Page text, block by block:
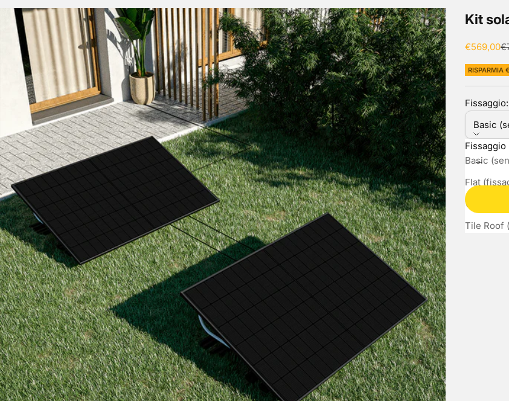
Kit
Prezzo
€569,00
RISPARMIA
Fissaggio:
Basic
Fissaggio
Basic
Flat
Wall
Tile Roof